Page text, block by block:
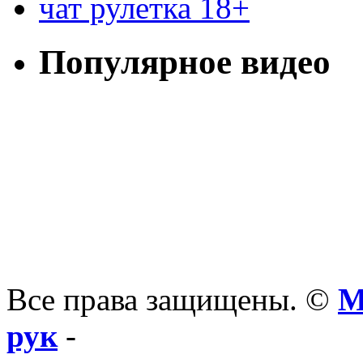
чат рулетка 18+
Популярное видео
Все права защищены. ©
рук-